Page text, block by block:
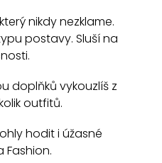
s
u
nikdy nezklame.
postavy. Sluší na
doplňků vykouzlíš z
outfitů.
hodit i úžasné
Fashion.